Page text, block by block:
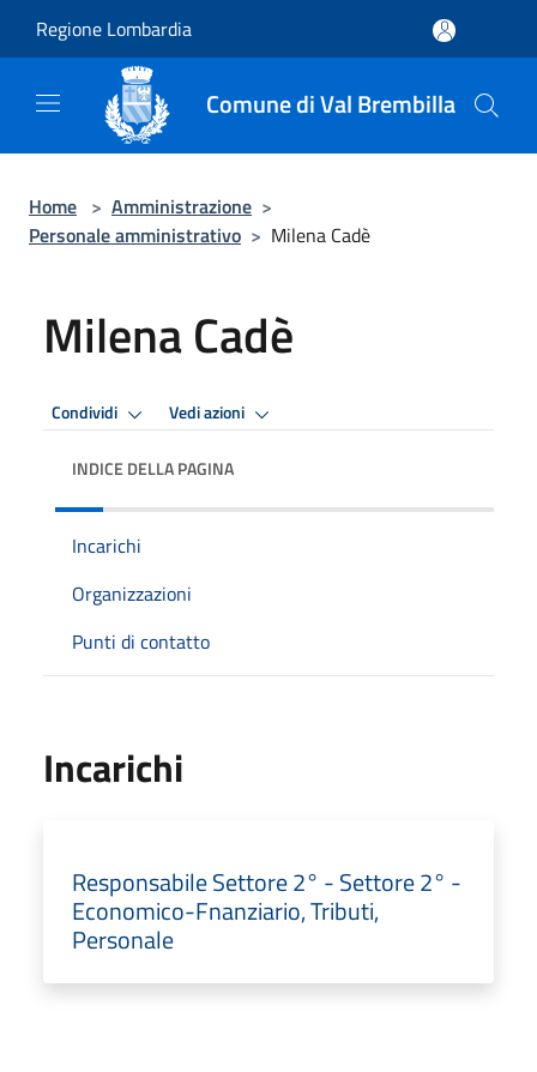
Regione Lombardia
Comune di Val Brembilla
Home > Amministrazione >
Personale amministrativo > Milena Cadè
Milena Cadè
Condividi Vedi azioni
INDICE DELLA PAGINA
Incarichi
Organizzazioni
Punti di contatto
Incarichi
Responsabile Settore 2° - Settore 2° -
Economico-Fnanziario, Tributi,
Personale